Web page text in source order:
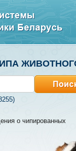
о чипированных